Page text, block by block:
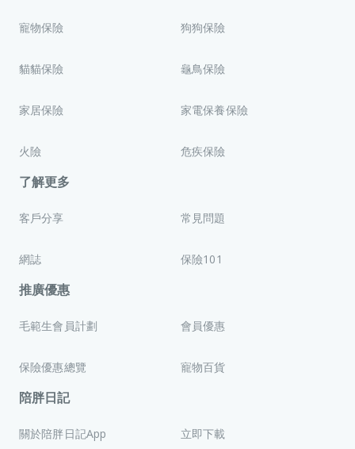
寵物保險 狗狗保險
貓貓保險 龜鳥保險
家居保險 家電保養保險
火險 危疾保險
了解更多
客戶分享 常見問題
網誌 保險101
推廣優惠
毛範生會員計劃 會員優惠
保險優惠總覽 寵物百貨
陪胖日記
關於陪胖日記App 立即下載